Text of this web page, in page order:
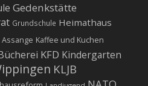
Gedenkstätte
Grundschule Heimathaus
Assange Kaffee und Kuchen
KFD Kindergarten
KLJB